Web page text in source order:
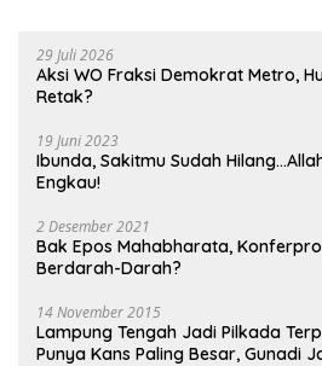
29 Juli 2026
Aksi WO Fraksi Demokrat Metro,
Retak?
19 Juni 2023
Ibunda, Sakitmu Sudah
Engkau!
2 Desember 2021
Bak Epos Mahabharata,
Berdarah-Darah?
14 November 2015
Lampung Tengah Jadi Pilkada
Punya Kans Paling Besar, Gunadi